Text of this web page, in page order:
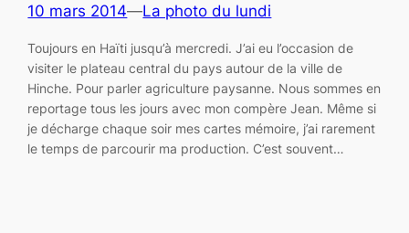
10 mars 2014—La photo du lundi
Toujours en Haïti jusqu’à mercredi. J’ai eu l’occasion de
visiter le plateau central du pays autour de la ville de
Hinche. Pour parler agriculture paysanne. Nous sommes en
reportage tous les jours avec mon compère Jean. Même si
je décharge chaque soir mes cartes mémoire, j’ai rarement
le temps de parcourir ma production. C’est souvent…